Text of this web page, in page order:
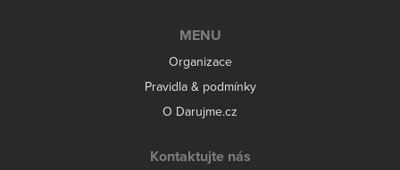
MENU
Organizace
Pravidla & podmínky
O Darujme.cz
Kontaktujte nás